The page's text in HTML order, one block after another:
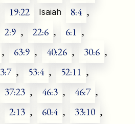
19:22 Isaiah 8:4 ,
2:9 , 22:6 , 6:1 ,
, 63:9 , 40:26 , 30:6 ,
3:7 , 53:4 , 52:11 ,
37:23 , 46:3 , 46:7 ,
2:13 , 60:4 , 33:10 ,